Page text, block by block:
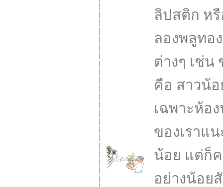
ลิปสติก ห
ลองพลูทอ
ต่างๆ เช่
คือ สาวน้อ
เฉพาะห้อ
ของเราแ
น้อย แต่ก็ค
อย่างน้อย